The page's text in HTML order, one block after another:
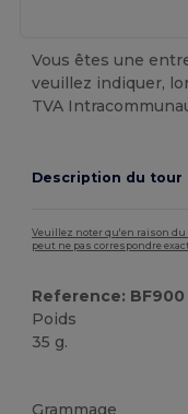
Vous êtes une
veuillez indiquer,
TVA
Description du
Veuillez noter qu'en raison du
peut ne pas correspondre
Reference: BF900
Poids
35 g.
Grammage